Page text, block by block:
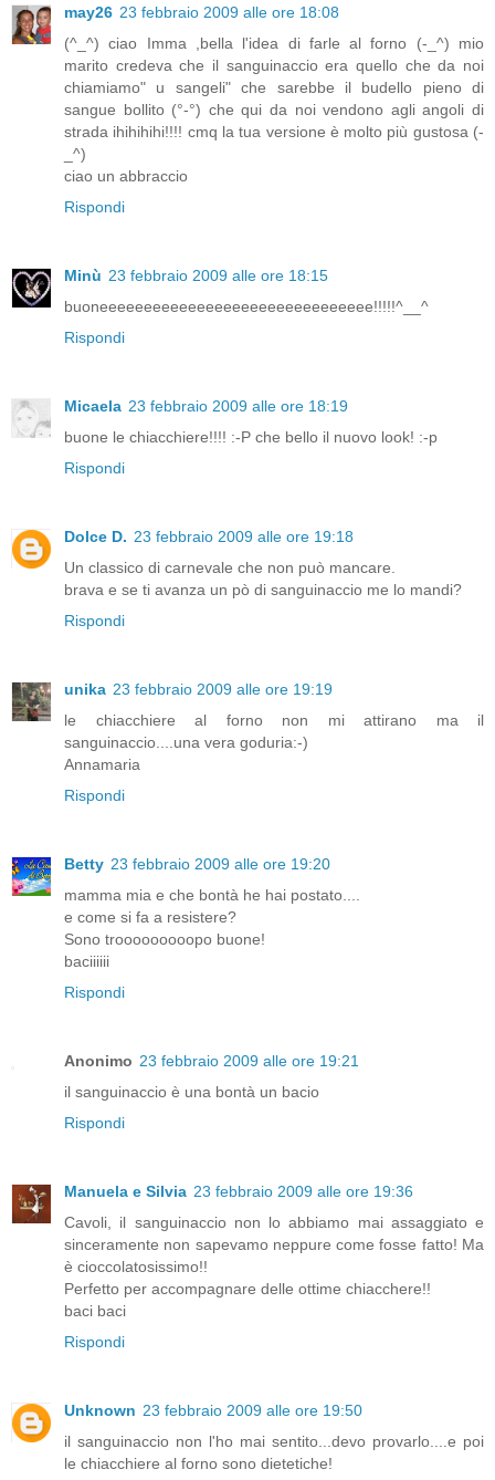
may26 23 febbraio 2009 alle ore 18:08
(^_^) ciao Imma ,bella l'idea di farle al forno (-_^) mio
marito credeva che il sanguinaccio era quello che da noi
chiamiamo" u sangeli" che sarebbe il budello pieno di
sangue bollito (°-°) che qui da noi vendono agli angoli di
strada ihihihihi!!!! cmq la tua versione è molto più gustosa (-
_^)
ciao un abbraccio
Rispondi
Minù 23 febbraio 2009 alle ore 18:15
buoneeeeeeeeeeeeeeeeeeeeeeeeeeeeeee!!!!!^__^
Rispondi
Micaela 23 febbraio 2009 alle ore 18:19
buone le chiacchiere!!!! :-P che bello il nuovo look! :-p
Rispondi
Dolce D. 23 febbraio 2009 alle ore 19:18
Un classico di carnevale che non può mancare.
brava e se ti avanza un pò di sanguinaccio me lo mandi?
Rispondi
unika 23 febbraio 2009 alle ore 19:19
le chiacchiere al forno non mi attirano ma il
sanguinaccio....una vera goduria:-)
Annamaria
Rispondi
Betty 23 febbraio 2009 alle ore 19:20
mamma mia e che bontà he hai postato....
e come si fa a resistere?
Sono trooooooooopo buone!
baciiiiii
Rispondi
Anonimo 23 febbraio 2009 alle ore 19:21
il sanguinaccio è una bontà un bacio
Rispondi
Manuela e Silvia 23 febbraio 2009 alle ore 19:36
Cavoli, il sanguinaccio non lo abbiamo mai assaggiato e
sinceramente non sapevamo neppure come fosse fatto! Ma
è cioccolatosissimo!!
Perfetto per accompagnare delle ottime chiacchere!!
baci baci
Rispondi
Unknown 23 febbraio 2009 alle ore 19:50
il sanguinaccio non l'ho mai sentito...devo provarlo....e poi
le chiacchiere al forno sono dietetiche!